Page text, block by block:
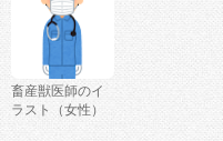
畜産獣医師のイ
ラスト（女性）